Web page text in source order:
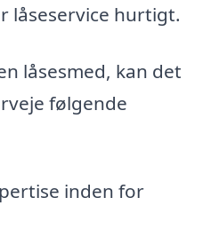
låseservice hurtigt.
låsesmed, kan det
følgende
inden for